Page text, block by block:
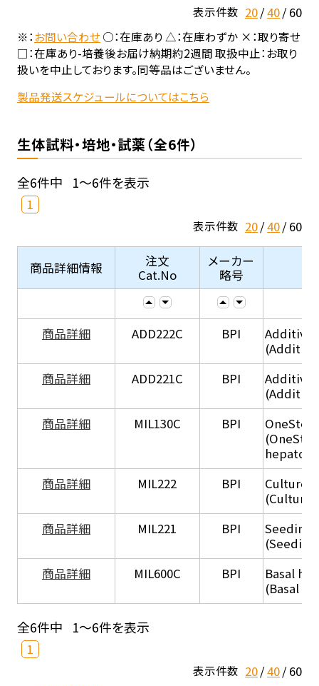
表示件数 20 40 60
※：お問い合わせ○：在庫あり △：在庫わずか ×：取り寄せ
□：在庫あり-培養後お届け納期約2週間 取扱中止：お取り
扱いを中止しております。同等品はございません。
製品発送スケジュールについてはこちら
生体試料・培地・試薬（全6件）
全6件中 1～6件を表示
1
表示件数 20 40 60
商品詳細情報
注文
Cat.No
メーカー
略号
商品詳細 ADD222C BPI
商品詳細
ADD221C BPI
商品詳細
MIL130C BPI
商品詳細
MIL222 BPI
Culture
(Culture
商品詳細
MIL221 BPI
Seeding
商品詳細
MIL600C BPI
Basal
(Basal
全6件中 1～6件を表示
1
表示件数 20 40 60